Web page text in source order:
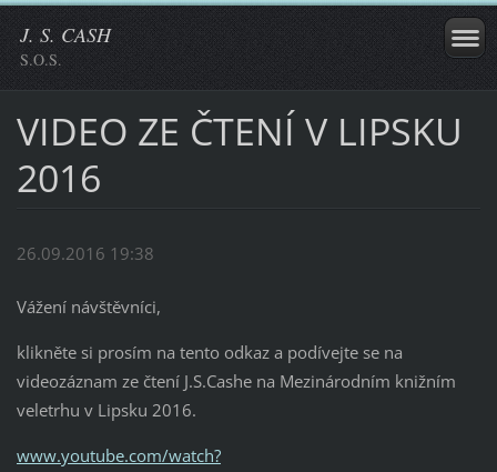
J. S. CASH
S.O.S.
VIDEO ZE ČTENÍ V LIPSKU
2016
26.09.2016 19:38
Vážení návštěvníci,
klikněte si prosím na tento odkaz a podívejte se na
videozáznam ze čtení J.S.Cashe na Mezinárodním knižním
veletrhu v Lipsku 2016.
www.youtube.com/watch?